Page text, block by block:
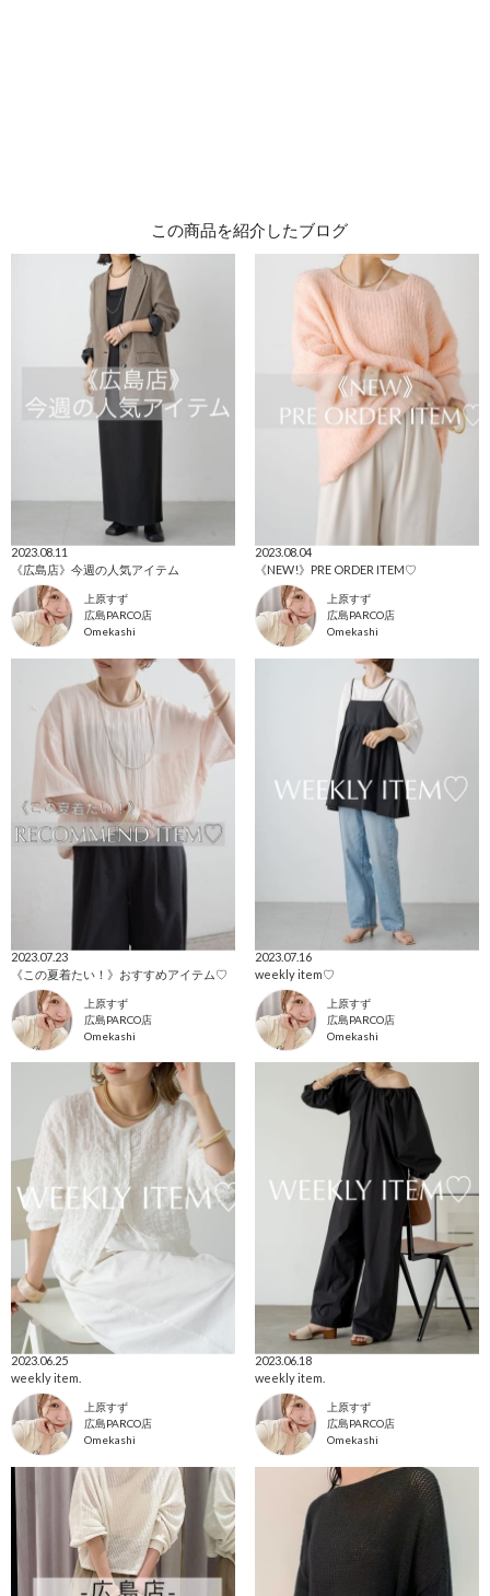
この商品を紹介したブログ
2023.08.11
《広島店》今週の人気アイテム
上原すず
広島PARCO店
Omekashi
2023.08.04
《NEW!》PRE ORDER ITEM♡
上原すず
広島PARCO店
Omekashi
2023.07.23
《この夏着たい！》おすすめアイテム♡
上原すず
広島PARCO店
Omekashi
2023.07.16
weekly item♡
上原すず
広島PARCO店
Omekashi
2023.06.25
weekly item.
上原すず
広島PARCO店
Omekashi
2023.06.18
weekly item.
上原すず
広島PARCO店
Omekashi